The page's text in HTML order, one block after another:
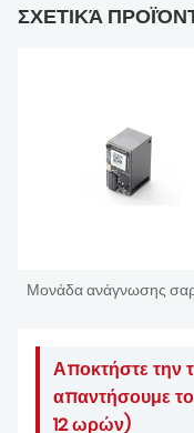
ΣΧΕΤΙΚΆ
Αποκτήστε την
απαντήσουμε
12 ωρών)